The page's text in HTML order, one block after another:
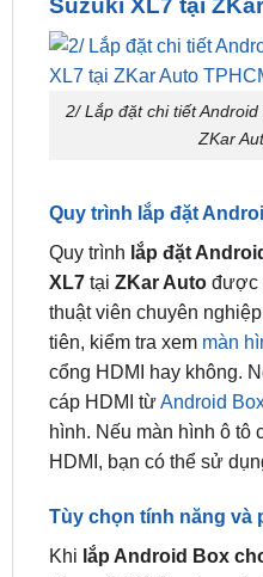
nhận hướng dẫn lái xe
2/ Lắp đặt chi tiết
Suzuki XL7 tại
2/ Lắp đặt chi tiết Android
Quy trình lắp đặt
Quy trìnhlắp đặt
XL7tạiZKar Autođược
thuật viên chuyên
tiên, kiểm tra xemmàn
cổng HDMI hay không.
hình. Nếu màn hình ô tô
HDMI, bạn có thể sử